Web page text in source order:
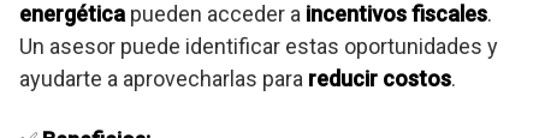
energética pueden acceder a incentivos fiscales.
Un asesor puede identificar estas oportunidades y
ayudarte a aprovecharlas para reducir costos.